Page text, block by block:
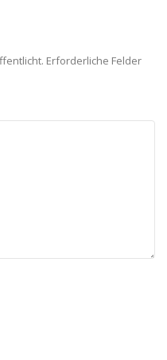
Erforderliche Felder